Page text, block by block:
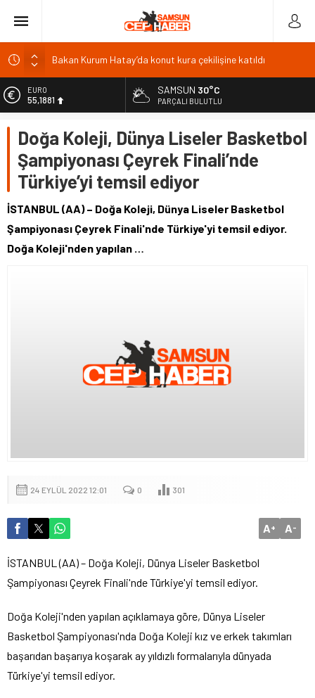
Bakan Kurum Hatay’da konut kura çekilişine katıldı
Burdur Gölü çorak arazileri aromatik bitkilerle yeşerecek
Yeşilay ve MEB’den göçmen gençlerde bağımlılıkla mücadele
17 il için sağanak uyarısı: İstanbul’da sıcaklara kısa ara
YKS tercih süreci bugün başladı: 10 Ağustos son gün
EURO
55,1881
6.660,55
BİST
13.779,39
47,7111
SAMSUN 30°C
PARÇALI BULUTLU
Doğa Koleji, Dünya Liseler Basketbol
Şampiyonası Çeyrek Finali’nde
Türkiye’yi temsil ediyor
İSTANBUL (AA) – Doğa Koleji, Dünya Liseler Basketbol
Şampiyonası Çeyrek Finali'nde Türkiye'yi temsil ediyor.
Doğa Koleji'nden yapılan …
24 EYLÜL 2022 12:01 0 301
A+ A-
İSTANBUL (AA) – Doğa Koleji, Dünya Liseler Basketbol
Şampiyonası Çeyrek Finali'nde Türkiye'yi temsil ediyor.
Doğa Koleji'nden yapılan açıklamaya göre, Dünya Liseler
Basketbol Şampiyonası'nda Doğa Koleji kız ve erkek takımları
başarıdan başarıya koşarak ay yıldızlı formalarıyla dünyada
Türkiye'yi temsil ediyor.